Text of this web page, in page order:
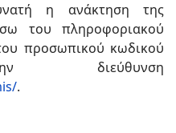
η ανάκτηση της
του πληροφοριακού
προσωπικού κωδικού
διεύθυνση
.